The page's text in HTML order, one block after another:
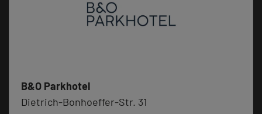
B&O Parkhotel
Dietrich-Bonhoeffer-Str. 31